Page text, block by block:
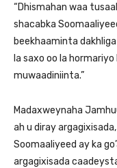
“Dhismahan waa
shacabka
beekhaaminta
la saxo oo la
muwaadiniinta.”
Madaxweynaha
ah u diray
Soomaaliyeed ay ka
argagixisada